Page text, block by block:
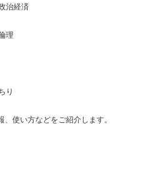
治経済
理
り
使い方などをご紹介します。